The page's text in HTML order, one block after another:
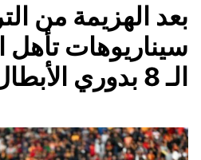
بعد الهزيمة من
سيناريوهات تأهل
الـ 8 بدوري الأبطال